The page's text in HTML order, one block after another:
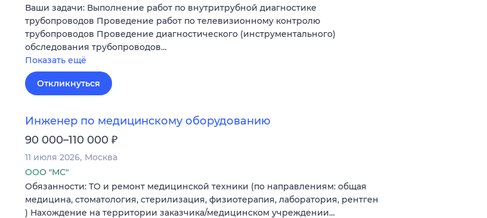
Ваши задачи: Выполнение работ по внутритрубной диагностике
трубопроводов Проведение работ по телевизионному контролю
трубопроводов Проведение диагностического (инструментального)
обследования трубопроводов…
Показать ещё
Откликнуться
Инженер по медицинскому оборудованию
90 000–110 000 ₽
11 июля 2026 Москва
ООО "МС"
Обязанности: ТО и ремонт медицинской техники (по направлениям: общая
медицина, стоматология, стерилизация, физиотерапия, лаборатория, рентген
) Нахождение на территории заказчика/медицинском учреждении…